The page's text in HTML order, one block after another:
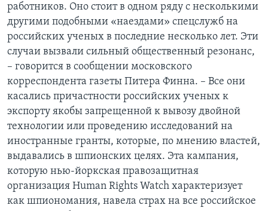
работников. Оно стоит в одном ряду с несколькими
другими подобными «наездами» спецслужб на
российских ученых в последние несколько лет. Эти
случаи вызвали сильный общественный резонанс,
– говорится в сообщении московского
корреспондента газеты Питера Финна. – Все они
касались причастности российских ученых к
экспорту якобы запрещенной к вывозу двойной
технологии или проведению исследований на
иностранные гранты, которые, по мнению властей,
выдавались в шпионских целях. Эта кампания,
которую нью-йоркская правозащитная
организация Human Rights Watch характеризует
как шпиономания, навела страх на все российское